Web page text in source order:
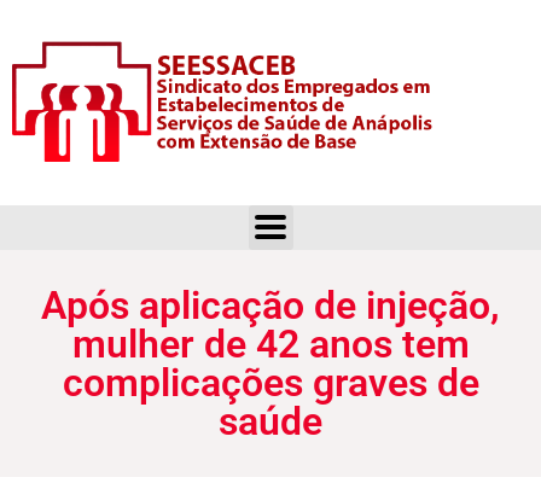
Após aplicação de injeção,
mulher de 42 anos tem
complicações graves de
saúde